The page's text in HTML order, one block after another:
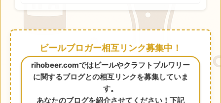
ビールブロガー相互リンク募集中！
rihobeer.comではビールやクラフトブルワリー
に関するブログとの相互リンクを募集していま
す。
あなたのブログを紹介させてください！下記